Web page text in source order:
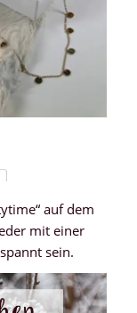
auf dem
mit einer
sein.